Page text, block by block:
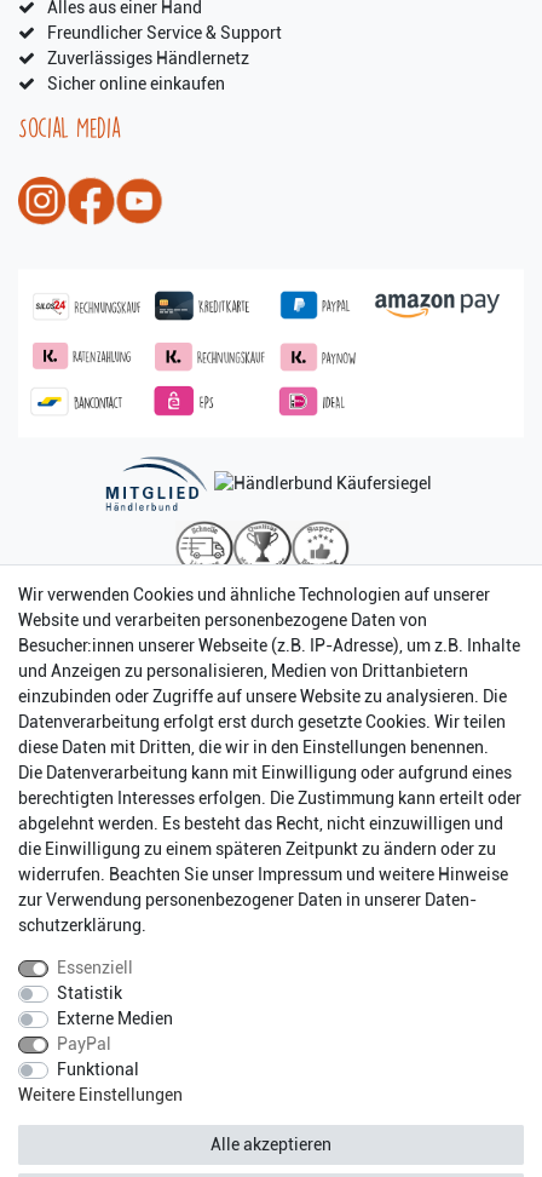
Alles aus einer Hand
Freundlicher Service & Support
Zuverlässiges Händlernetz
Sicher online einkaufen
Social Media
Impressum Daten­schutz­erklärung AGB
Barrierefreiheitserklärung
* Alle Preise inkl. gesetzlichen Mehrwertsteuer zzgl.
Versandkostenfreie Lieferung innerhalb Deutschlands.
Wir verwenden Cookies und ähnliche Technologien auf unserer
Website und verarbeiten personenbezogene Daten von
Besucher:innen unserer Webseite (z.B. IP-Adresse), um z.B. Inhalte
und Anzeigen zu personalisieren, Medien von Drittanbietern
einzubinden oder Zugriffe auf unsere Website zu analysieren. Die
Datenverarbeitung erfolgt erst durch gesetzte Cookies. Wir teilen
diese Daten mit Dritten, die wir in den Einstellungen benennen.
Die Datenverarbeitung kann mit Einwilligung oder aufgrund eines
berechtigten Interesses erfolgen. Die Zustimmung kann erteilt oder
abgelehnt werden. Es besteht das Recht, nicht einzuwilligen und
die Einwilligung zu einem späteren Zeitpunkt zu ändern oder zu
widerrufen. Beachten Sie unser Impressum und weitere Hinweise
zur Verwendung personenbezogener Daten in unserer Daten­
schutz­erklärung
Essenziell
Statistik
Externe Medien
PayPal
Funktional
Weitere Einstellungen
Alle akzeptieren
Fragen?